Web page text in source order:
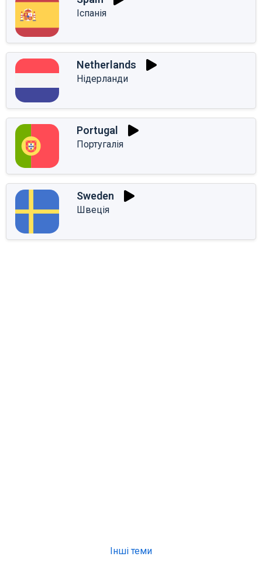
Іспанія
Netherlands
Нідерланди
Portugal
Португалія
Sweden
Швеція
Інші теми